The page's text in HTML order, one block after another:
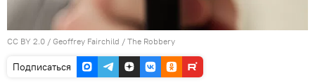
CC BY 2.0 / Geoffrey Fairchild / The Robbery
Подписаться